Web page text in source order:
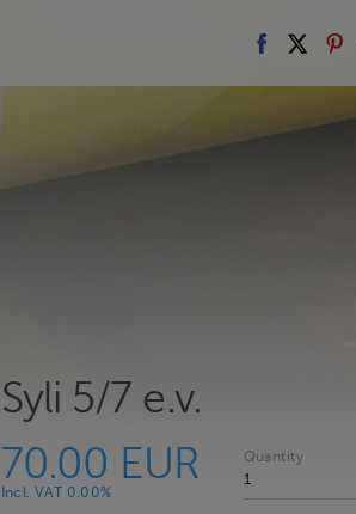
Syli 5/7 e.v.
70.00 EUR
Incl. VAT 0.00%
Quantity